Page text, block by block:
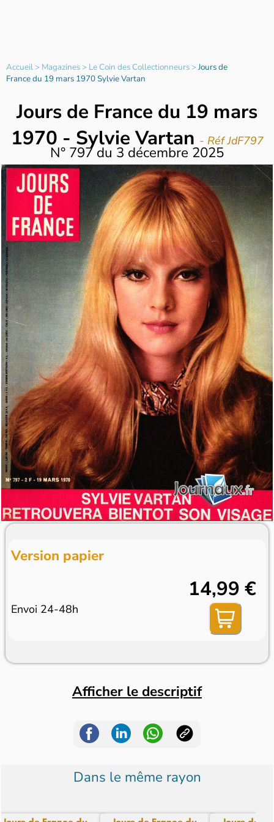
Accueil> Magazines> Le Coin des Collectionneurs>Jours de
France du 19 mars 1970 Sylvie Vartan
Jours de France du 19 mars
1970 - Sylvie Vartan - Réf JdF797
N° 797du 3 décembre 2025
Version papier
Envoi 24-48h
14,99 €
Afficher le descriptif
Dans le même rayon